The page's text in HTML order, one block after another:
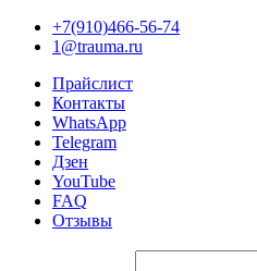
+7(910)466-56-74
1@trauma.ru
Прайслист
Контакты
WhatsApp
Telegram
Дзен
YouTube
FAQ
Отзывы